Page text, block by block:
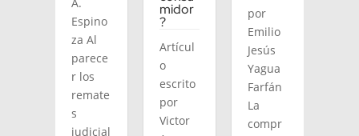
Espino
za Al
parece
r los
remate
s
judicial
midor
?
Artícul
o
escrito
por
Victor
por
Emilio
Jesús
Yagua
Farfán
La
compr